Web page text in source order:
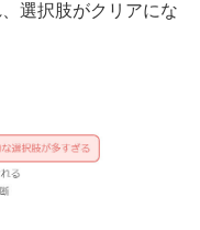
選択肢がクリアにな